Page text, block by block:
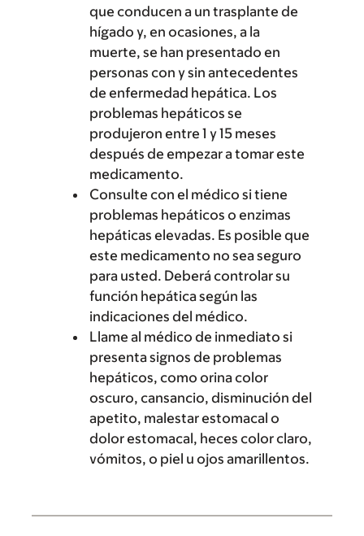
que conducen a un trasplante de
hígado y, en ocasiones, a la
muerte, se han presentado en
personas con y sin antecedentes
de enfermedad hepática. Los
problemas hepáticos se
produjeron entre 1 y 15 meses
después de empezar a tomar este
medicamento.
Consulte con el médico si tiene
problemas hepáticos o enzimas
hepáticas elevadas. Es posible que
este medicamento no sea seguro
para usted. Deberá controlar su
función hepática según las
indicaciones del médico.
Llame al médico de inmediato si
presenta signos de problemas
hepáticos, como orina color
oscuro, cansancio, disminución del
apetito, malestar estomacal o
dolor estomacal, heces color claro,
vómitos, o piel u ojos amarillentos.